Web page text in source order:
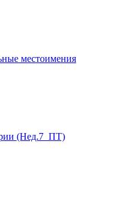
местоимения
(Нед.7_ПТ)